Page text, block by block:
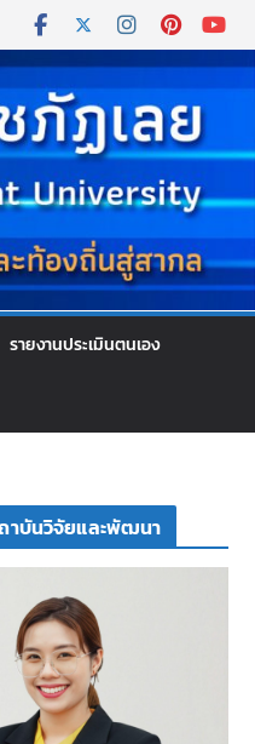
รายงานประเมินตนเอง
าบันวิจัยและพัฒนา